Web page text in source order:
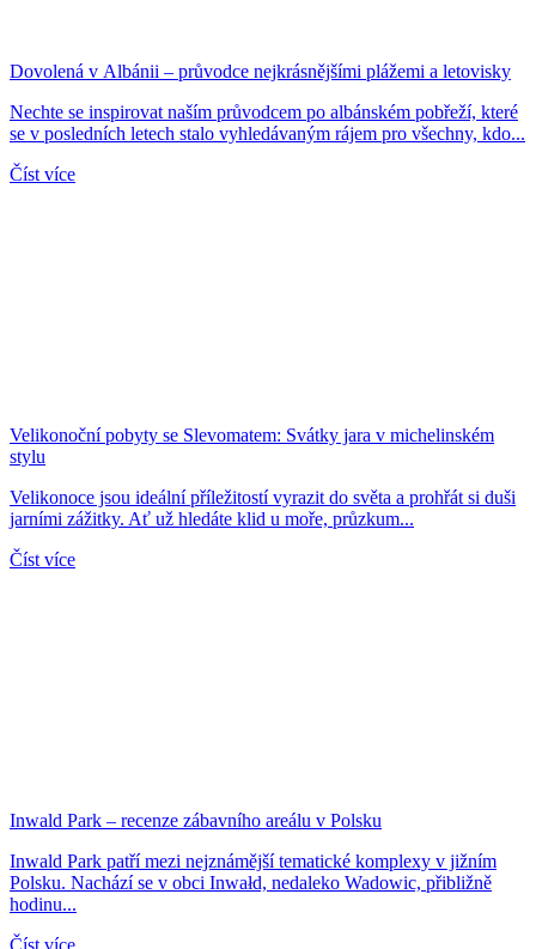
Dovolená v Albánii – průvodce nejkrásnějšími plážemi a letovisky
Nechte se inspirovat naším průvodcem po albánském pobřeží, které
se v posledních letech stalo vyhledávaným rájem pro všechny, kdo...
Číst více
Velikonoční pobyty se Slevomatem: Svátky jara v michelinském
stylu
Velikonoce jsou ideální příležitostí vyrazit do světa a prohřát si duši
jarními zážitky. Ať už hledáte klid u moře, průzkum...
Číst více
Inwald Park – recenze zábavního areálu v Polsku
Inwald Park patří mezi nejznámější tematické komplexy v jižním
Polsku. Nachází se v obci Inwałd, nedaleko Wadowic, přibližně
hodinu...